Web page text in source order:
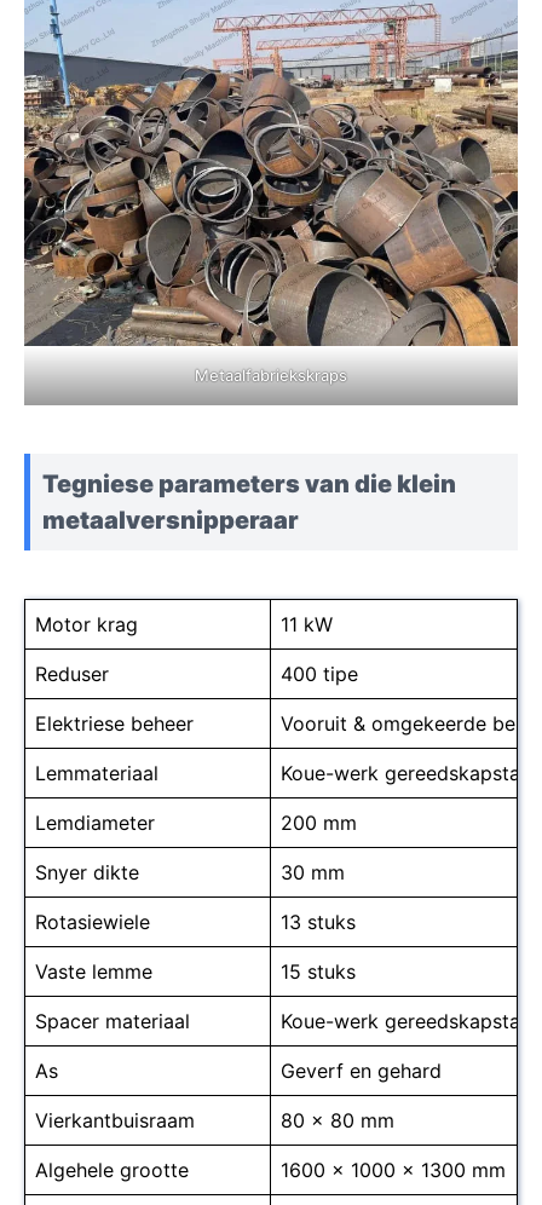
Metaalfabriekskraps
Tegniese parameters van die klein
metaalversnipperaar
Motor krag 11 kW
Reduser 400 tipe
Elektriese beheer Vooruit & omgekeerde
Lemmateriaal Koue-werk gereedskapstaal
Lemdiameter 200 mm
Snyer dikte 30 mm
Rotasiewiele 13 stuks
Vaste lemme 15 stuks
Spacer materiaal Koue-werk gereedskapstaal
As Geverf en gehard
Vierkantbuisraam 80 × 80 mm
Algehele grootte 1600 × 1000 × 1300 mm